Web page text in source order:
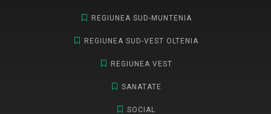
REGIUNEA SUD-MUNTENIA
REGIUNEA SUD-VEST OLTENIA
REGIUNEA VEST
SANATATE
SOCIAL